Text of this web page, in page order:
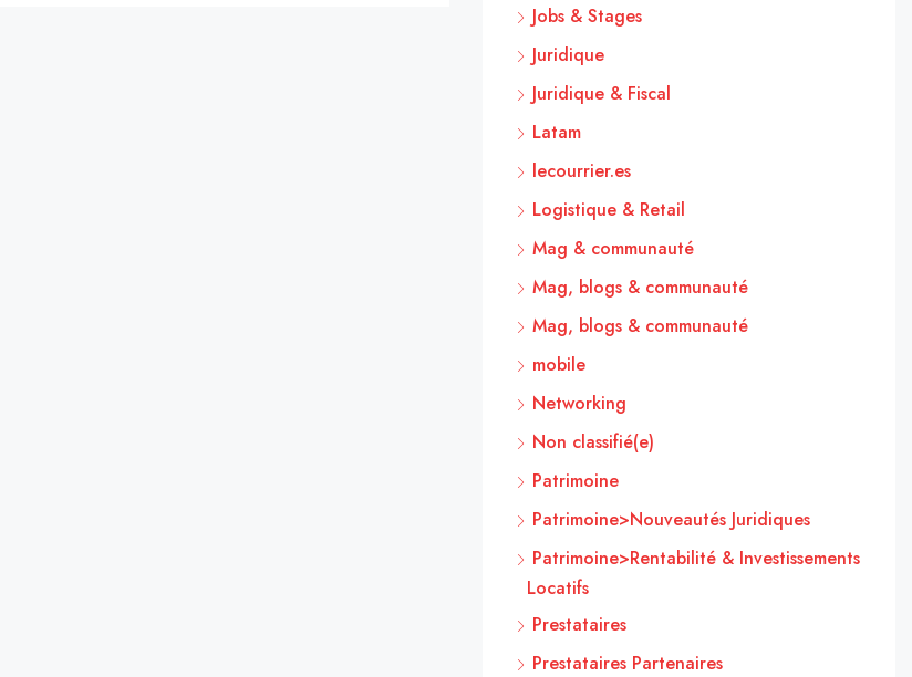
Jobs & Stages
Juridique
Juridique & Fiscal
Latam
lecourrier.es
Logistique & Retail
Mag & communauté
Mag, blogs & communauté
Mag, blogs & communauté
mobile
Networking
Non classifié(e)
Patrimoine
Patrimoine>Nouveautés Juridiques
Patrimoine>Rentabilité & Investissements
Locatifs
Prestataires
Prestataires Partenaires